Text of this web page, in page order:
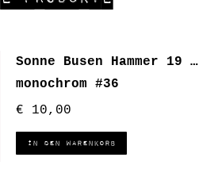
Sonne Busen Hammer 19 …
monochrom #36
€ 10,00
In den Warenkorb